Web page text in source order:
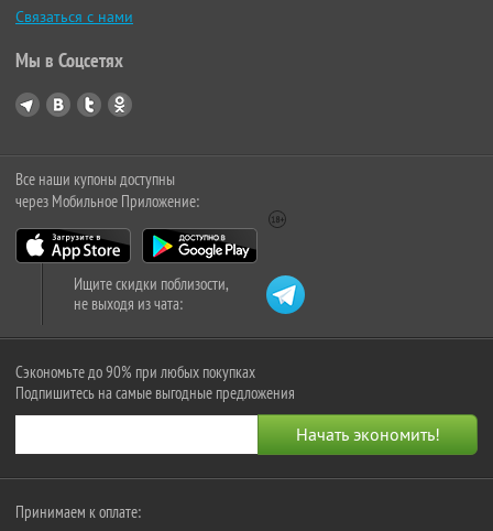
Связаться с нами
Мы в Соцсетях
Все наши купоны доступны
через Мобильное Приложение:
Ищите скидки поблизости,
не выходя из чата:
Сэкономьте до 90% при любых покупках
Подпишитесь на самые выгодные предложения
Принимаем к оплате: